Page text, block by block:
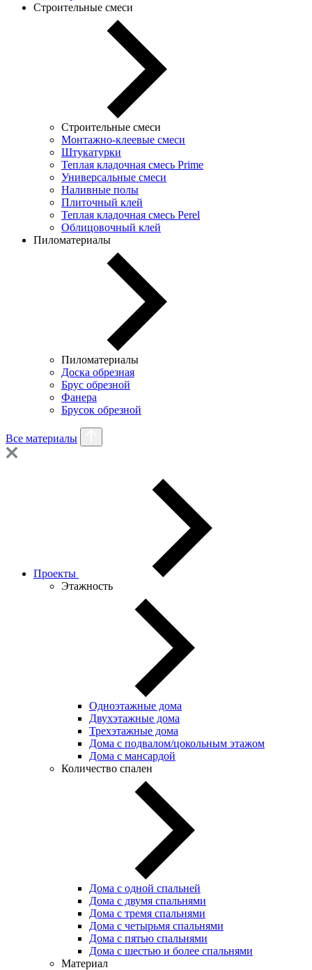
Строительные смеси
Строительные смеси
Монтажно-клеевые смеси
Штукатурки
Теплая кладочная смесь Prime
Универсальные смеси
Наливные полы
Плиточный клей
Теплая кладочная смесь Perel
Облицовочный клей
Пиломатериалы
Пиломатериалы
Доска обрезная
Брус обрезной
Фанера
Брусок обрезной
Все материалы
Проекты
Этажность
Одноэтажные дома
Двухэтажные дома
Трехэтажные дома
Дома с подвалом/цокольным этажом
Дома с мансардой
Количество спален
Дома с одной спальней
Дома с двумя спальнями
Дома с тремя спальнями
Дома с четырьмя спальнями
Дома с пятью спальнями
Дома с шестью и более спальнями
Материал